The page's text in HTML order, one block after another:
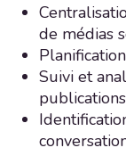
de médias
Suivi et
publications